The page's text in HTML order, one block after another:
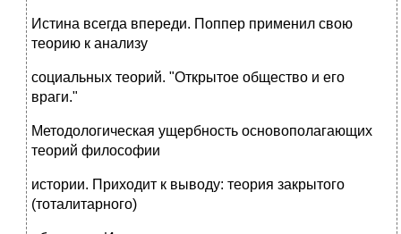
Истина всегда впереди. Поппер применил свою
теорию к анализу
социальных теорий. "Открытое общество и его
враги."
Методологическая ущербность основополагающих
теорий философии
истории. Приходит к выводу: теория закрытого
(тоталитарного)